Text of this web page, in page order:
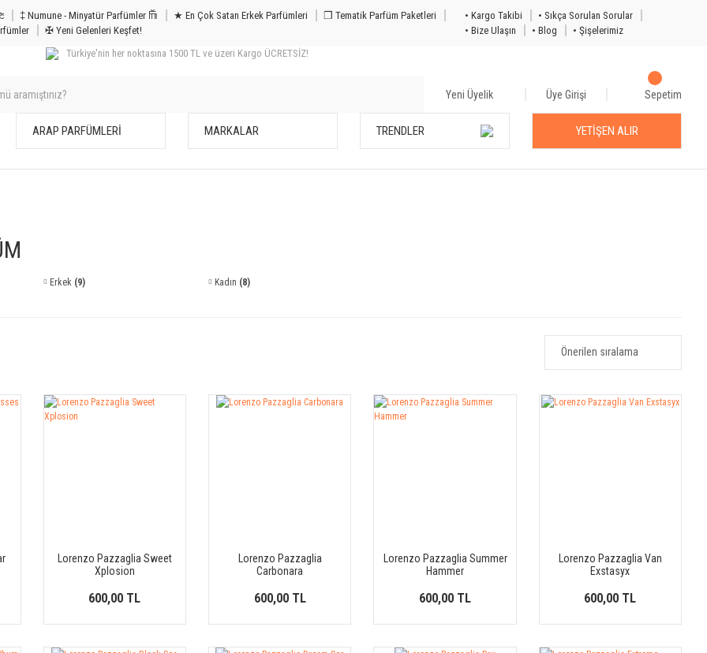
𐦝 ‡ Numune - Minyatür Parfümler 𐙏 ★ En Çok Satan Erkek Parfümleri
❒ Tematik Parfüm Paketleri
✠ Yeni Gelenleri Keşfet!
• Kargo Takibi
• Sıkça Sorulan Sorular
• Bize Ulaşın
• Blog
• Şişelerimiz
Türkiye'nin her noktasına 1500 TL ve üzeri Kargo ÜCRETSİZ!
Yeni Üyelik Üye Girişi Sepetim
ARAP PARFÜMLERİ MARKALAR TRENDLER YETİŞEN ALIR
Erkek (9) Kadın (8)
Lorenzo Pazzaglia Sweet
Xplosion
600,00 TL
Lorenzo Pazzaglia
Carbonara
600,00 TL
Lorenzo Pazzaglia Summer
Hammer
600,00 TL
Lorenzo Pazzaglia Van
Exstasyx
600,00 TL